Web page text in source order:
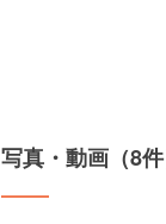
写真・動画（8件